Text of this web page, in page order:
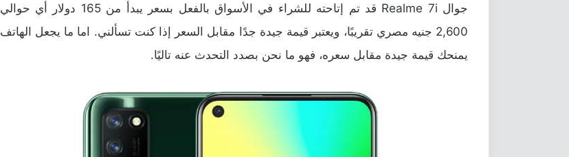
جوال Realme 7i قد تم إتاحته للشراء في الأسواق بالفعل بسعر يبدأ من 165 دولار أي حوالي
2,600 جنيه مصري تقريبًا، ويعتبر قيمة جيدة جدًا مقابل السعر إذا كنت تسألني. اما ما يجعل الهاتف
يمنحك قيمة جيدة مقابل سعره، فهو ما نحن بصدد التحدث عنه تاليًا.